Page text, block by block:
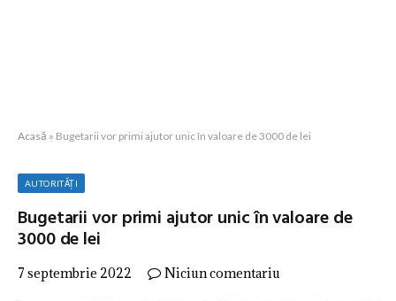
Acasă » Bugetarii vor primi ajutor unic în valoare de 3000 de lei
AUTORITĂȚI
Bugetarii vor primi ajutor unic în valoare de
3000 de lei
7 septembrie 2022 Niciun comentariu